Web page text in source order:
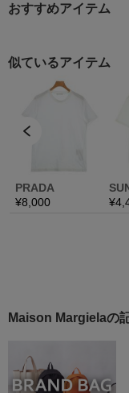
おすすめアイテム
Maison Margielaの